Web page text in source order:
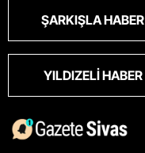
ŞARKIŞLA HABER
YILDIZELI HABER